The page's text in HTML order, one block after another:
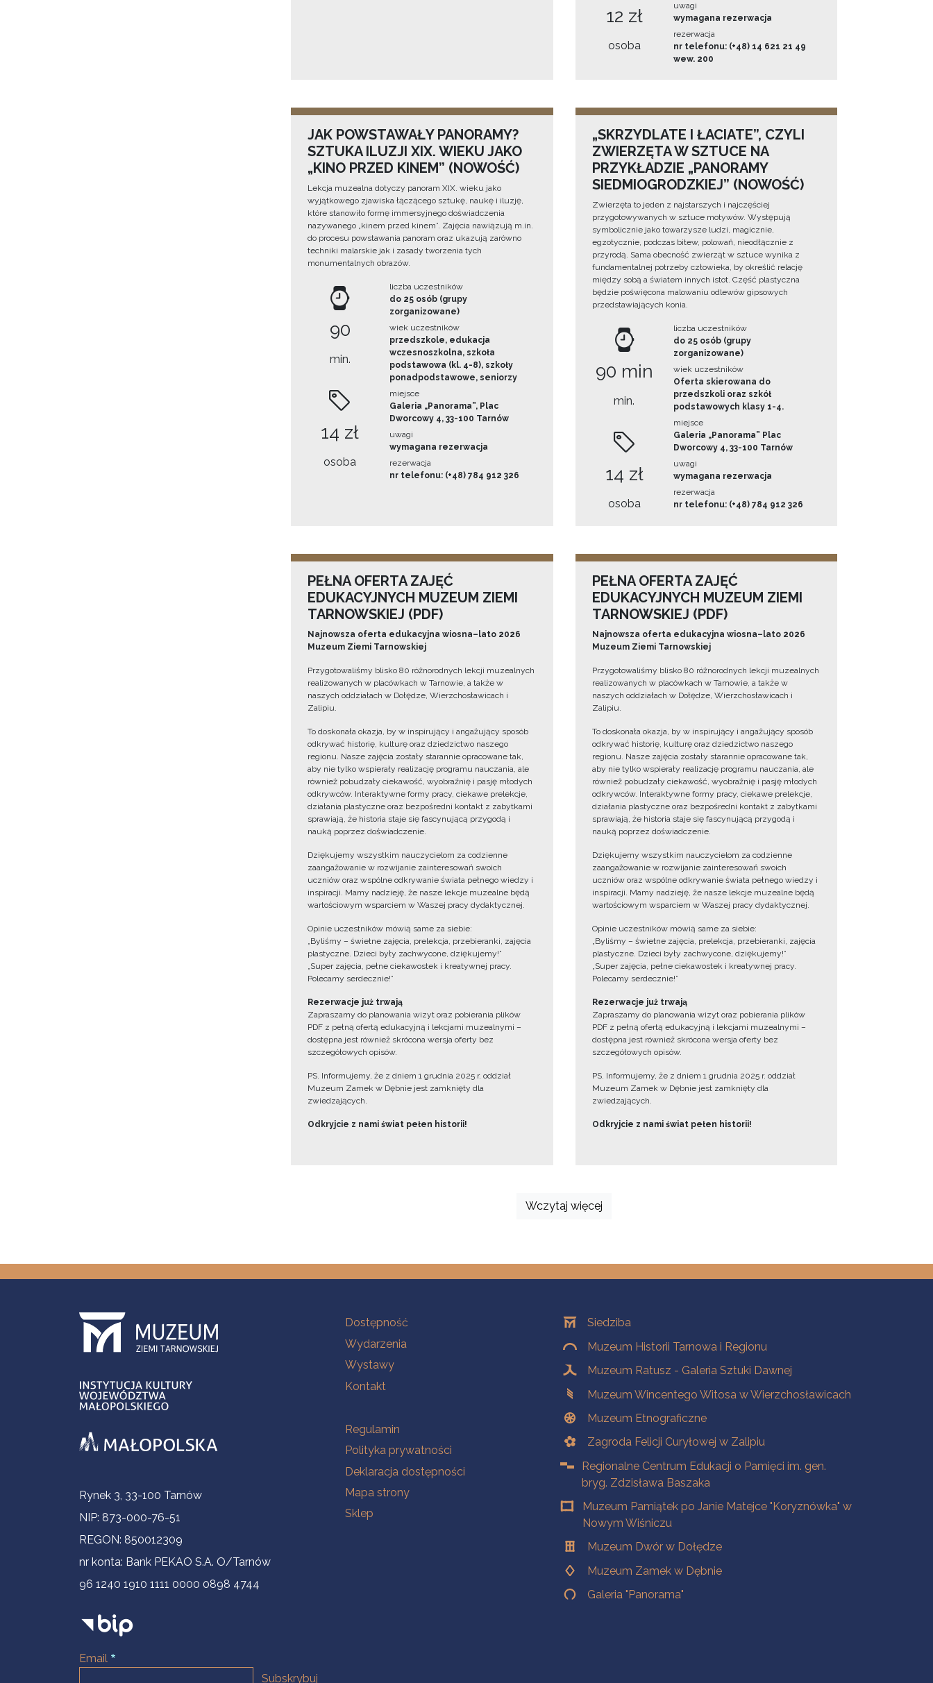
12 zł
osoba
uwagi
wymagana rezerwacja
rezerwacja
nr telefonu: (+48) 14 621 21 49
wew. 200
JAK POWSTAWAŁY PANORAMY?
SZTUKA ILUZJI XIX. WIEKU JAKO
„KINO PRZED KINEM” (NOWOŚĆ)
Lekcja muzealna dotyczy panoram XIX. wieku jako
wyjątkowego zjawiska łączącego sztukę, naukę i iluzję,
które stanowiło formę immersyjnego doświadczenia
nazywanego „kinem przed kinem”. Zajęcia nawiązują m.in.
do procesu powstawania panoram oraz ukazują zarówno
techniki malarskie jak i zasady tworzenia tych
monumentalnych obrazów.
90
min.
14 zł
osoba
liczba uczestników
do 25 osób (grupy
zorganizowane)
wiek uczestników
przedszkole, edukacja
wczesnoszkolna, szkoła
podstawowa (kl. 4-8), szkoły
ponadpodstawowe, seniorzy
miejsce
Galeria „Panorama”, Plac
Dworcowy 4, 33-100 Tarnów
uwagi
wymagana rezerwacja
rezerwacja
nr telefonu: (+48) 784 912 326
„SKRZYDLATE I ŁACIATE”, CZYLI
ZWIERZĘTA W SZTUCE NA
PRZYKŁADZIE „PANORAMY
SIEDMIOGRODZKIEJ” (NOWOŚĆ)
Zwierzęta to jeden z najstarszych i najczęściej
przygotowywanych w sztuce motywów. Występują
symbolicznie jako towarzysze ludzi, magicznie,
egzotycznie, podczas bitew, polowań, nieodłącznie z
przyrodą. Sama obecność zwierząt w sztuce wynika z
fundamentalnej potrzeby człowieka, by określić relację
między sobą a światem innych istot. Część plastyczna
będzie poświęcona malowaniu odlewów gipsowych
przedstawiających konia.
90 min
min.
14 zł
osoba
liczba uczestników
do 25 osób (grupy
zorganizowane)
wiek uczestników
Oferta skierowana do
przedszkoli oraz szkół
podstawowych klasy 1-4.
miejsce
Galeria „Panorama” Plac
Dworcowy 4, 33-100 Tarnów
uwagi
wymagana rezerwacja
rezerwacja
nr telefonu: (+48) 784 912 326
PEŁNA OFERTA ZAJĘĆ
EDUKACYJNYCH MUZEUM ZIEMI
TARNOWSKIEJ (PDF)
Najnowsza oferta edukacyjna wiosna–lato 2026
Muzeum Ziemi Tarnowskiej
Przygotowaliśmy blisko 80 różnorodnych lekcji muzealnych
realizowanych w placówkach w Tarnowie, a także w
naszych oddziałach w Dołędze, Wierzchosławicach i
Zalipiu.
To doskonała okazja, by w inspirujący i angażujący sposób
odkrywać historię, kulturę oraz dziedzictwo naszego
regionu. Nasze zajęcia zostały starannie opracowane tak,
aby nie tylko wspierały realizację programu nauczania, ale
również pobudzały ciekawość, wyobraźnię i pasję młodych
odkrywców. Interaktywne formy pracy, ciekawe prelekcje,
działania plastyczne oraz bezpośredni kontakt z zabytkami
sprawiają, że historia staje się fascynującą przygodą i
nauką poprzez doświadczenie.
Dziękujemy wszystkim nauczycielom za codzienne
zaangażowanie w rozwijanie zainteresowań swoich
uczniów oraz wspólne odkrywanie świata pełnego wiedzy i
inspiracji. Mamy nadzieję, że nasze lekcje muzealne będą
wartościowym wsparciem w Waszej pracy dydaktycznej.
Opinie uczestników mówią same za siebie:
„Byliśmy – świetne zajęcia, prelekcja, przebieranki, zajęcia
plastyczne. Dzieci były zachwycone, dziękujemy!”
„Super zajęcia, pełne ciekawostek i kreatywnej pracy.
Polecamy serdecznie!”
Rezerwacje już trwają
Zapraszamy do planowania wizyt oraz pobierania plików
PDF z pełną ofertą edukacyjną i lekcjami muzealnymi –
dostępna jest również skrócona wersja oferty bez
szczegółowych opisów.
PS. Informujemy, że z dniem 1 grudnia 2025 r. oddział
Muzeum Zamek w Dębnie jest zamknięty dla
zwiedzających.
Odkryjcie z nami świat pełen historii!
PEŁNA OFERTA ZAJĘĆ
EDUKACYJNYCH MUZEUM ZIEMI
TARNOWSKIEJ (PDF)
Najnowsza oferta edukacyjna wiosna–lato 2026
Muzeum Ziemi Tarnowskiej
Przygotowaliśmy blisko 80 różnorodnych lekcji muzealnych
realizowanych w placówkach w Tarnowie, a także w
naszych oddziałach w Dołędze, Wierzchosławicach i
Zalipiu.
To doskonała okazja, by w inspirujący i angażujący sposób
odkrywać historię, kulturę oraz dziedzictwo naszego
regionu. Nasze zajęcia zostały starannie opracowane tak,
aby nie tylko wspierały realizację programu nauczania, ale
również pobudzały ciekawość, wyobraźnię i pasję młodych
odkrywców. Interaktywne formy pracy, ciekawe prelekcje,
działania plastyczne oraz bezpośredni kontakt z zabytkami
sprawiają, że historia staje się fascynującą przygodą i
nauką poprzez doświadczenie.
Dziękujemy wszystkim nauczycielom za codzienne
zaangażowanie w rozwijanie zainteresowań swoich
uczniów oraz wspólne odkrywanie świata pełnego wiedzy i
inspiracji. Mamy nadzieję, że nasze lekcje muzealne będą
wartościowym wsparciem w Waszej pracy dydaktycznej.
Opinie uczestników mówią same za siebie:
„Byliśmy – świetne zajęcia, prelekcja, przebieranki, zajęcia
plastyczne. Dzieci były zachwycone, dziękujemy!”
„Super zajęcia, pełne ciekawostek i kreatywnej pracy.
Polecamy serdecznie!”
Rezerwacje już trwają
Zapraszamy do planowania wizyt oraz pobierania plików
PDF z pełną ofertą edukacyjną i lekcjami muzealnymi –
dostępna jest również skrócona wersja oferty bez
szczegółowych opisów.
PS. Informujemy, że z dniem 1 grudnia 2025 r. oddział
Muzeum Zamek w Dębnie jest zamknięty dla
zwiedzających.
Odkryjcie z nami świat pełen historii!
Wczytaj więcej
Informacje kontaktowe
Rynek 3, 33-100 Tarnów
NIP: 873-000-76-51
REGON: 850012309
nr konta: Bank PEKAO S.A. O/Tarnów
96 1240 1910 1111 0000 0898 4744
Email
Na skróty
Dostępność
Wydarzenia
Wystawy
Kontakt
Na skróty
Regulamin
Polityka prywatności
Deklaracja dostępności
Mapa strony
Sklep
OddziałySiedziba
Muzeum Historii Tarnowa i Regionu
Muzeum Ratusz - Galeria Sztuki Dawnej
Muzeum Wincentego Witosa w Wierzchosławicach
Muzeum Etnograficzne
Zagroda Felicji Curyłowej w Zalipiu
Regionalne Centrum Edukacji o Pamięci im. gen.
bryg. Zdzisława Baszaka
Muzeum Pamiątek po Janie Matejce "Koryznówka" w
Nowym Wiśniczu
Muzeum Dwór w Dołędze
Muzeum Zamek w Dębnie
Galeria "Panorama"